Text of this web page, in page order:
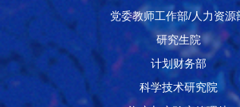
党委教师工作部/人力资源
研究生院
计划财务部
科学技术研究院